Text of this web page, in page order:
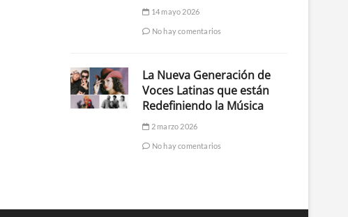
14 mayo 2026
No hay comentarios
La Nueva Generación de
Voces Latinas que están
Redefiniendo la Música
2 marzo 2026
No hay comentarios